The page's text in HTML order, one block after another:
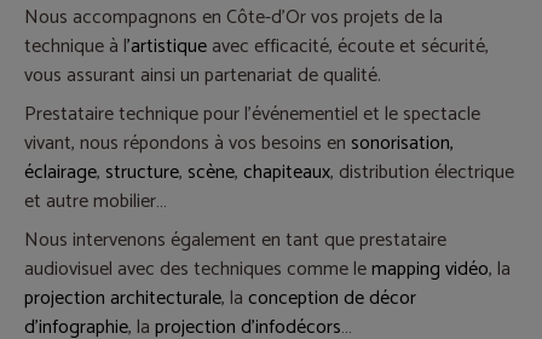
Nous accompagnons en Côte-d'Or vos projets de la
technique à l'artistiqueavec efficacité, écoute et sécurité,
vous assurant ainsi un partenariat de qualité.
Prestataire technique pour l'événementiel et le spectacle
vivant, nous répondons à vos besoins en sonorisation,
éclairage, structure, scène,chapiteaux, distribution électrique
et autre mobilier…
Nous intervenons également en tant que prestataire
audiovisuel avec des techniques comme lemapping vidéo, la
projection architecturale, laconception de décor
d'infographie, laprojection d'infodécors…